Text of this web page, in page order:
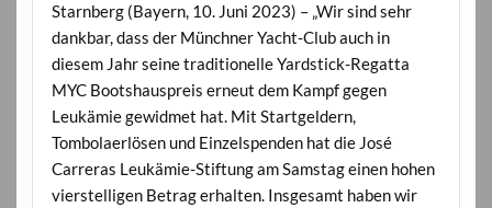
Starnberg (Bayern, 10. Juni 2023) – „Wir sind sehr
dankbar, dass der Münchner Yacht-Club auch in
diesem Jahr seine traditionelle Yardstick-Regatta
MYC Bootshauspreis erneut dem Kampf gegen
Leukämie gewidmet hat. Mit Startgeldern,
Tombolaerlösen und Einzelspenden hat die José
Carreras Leukämie-Stiftung am Samstag einen hohen
vierstelligen Betrag erhalten. Insgesamt haben wir